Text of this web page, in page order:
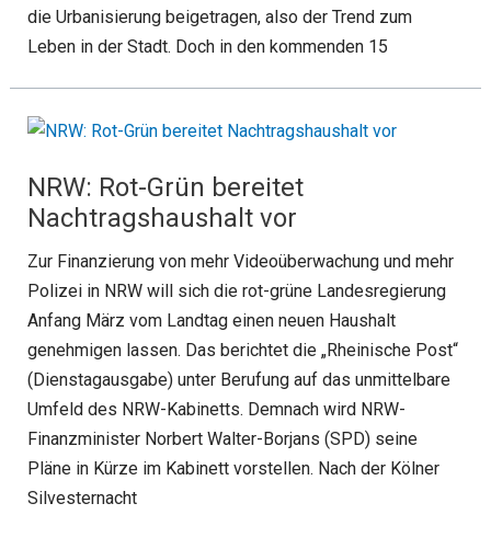
die Urbanisierung beigetragen, also der Trend zum
Leben in der Stadt. Doch in den kommenden 15
NRW: Rot-Grün bereitet
Nachtragshaushalt vor
Zur Finanzierung von mehr Videoüberwachung und mehr
Polizei in NRW will sich die rot-grüne Landesregierung
Anfang März vom Landtag einen neuen Haushalt
genehmigen lassen. Das berichtet die „Rheinische Post“
(Dienstagausgabe) unter Berufung auf das unmittelbare
Umfeld des NRW-Kabinetts. Demnach wird NRW-
Finanzminister Norbert Walter-Borjans (SPD) seine
Pläne in Kürze im Kabinett vorstellen. Nach der Kölner
Silvesternacht